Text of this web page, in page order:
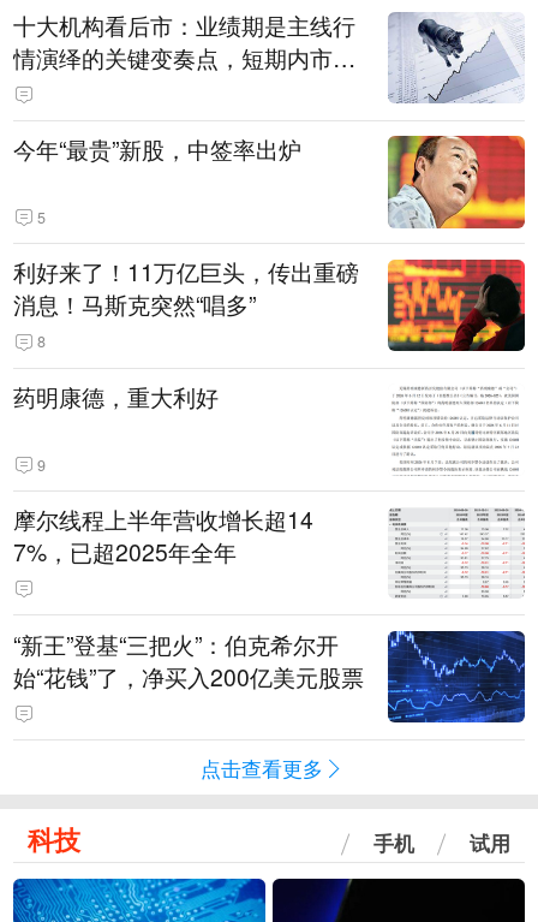
十大机构看后市：业绩期是主线行
情演绎的关键变奏点，短期内市场
或继续反弹，关注三条业绩主线
今年“最贵”新股，中签率出炉
5
利好来了！11万亿巨头，传出重磅
消息！马斯克突然“唱多”
8
药明康德，重大利好
9
摩尔线程上半年营收增长超14
7%，已超2025年全年
“新王”登基“三把火”：伯克希尔开
始“花钱”了，净买入200亿美元股票
点击查看更多
科技 手机 试用